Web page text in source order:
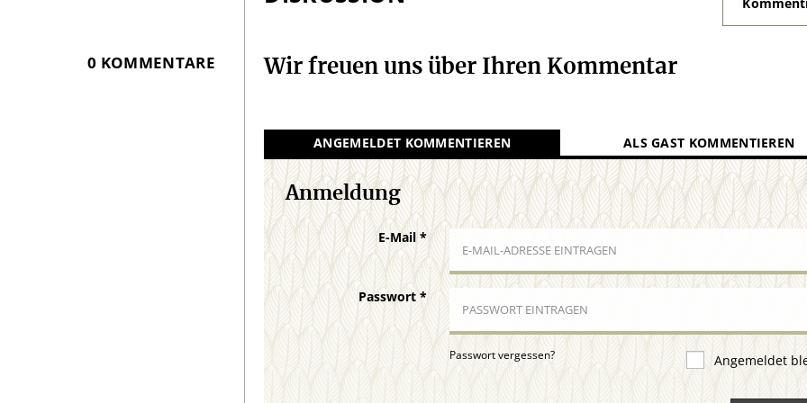
0 KOMMENTARE Wir freuen uns über Ihren Kommentar
ANGEMELDET KOMMENTIEREN ALS GAST KOMMENTIEREN
Anmeldung
E-Mail *
Passwort*
Passwort vergessen? Angemeldet